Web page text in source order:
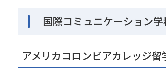
国際コミュニケーション
アメリカコロンビアカレッジ